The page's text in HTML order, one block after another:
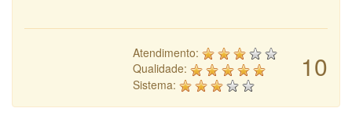
10
Atendimento:
Qualidade:
Sistema: